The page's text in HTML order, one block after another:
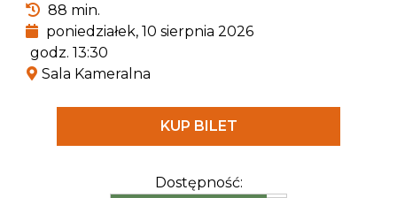
pradawnymi gadami.
88 min.
poniedziałek, 10 sierpnia 2026
godz. 13:30
Sala Kameralna
KUP BILET
Dostępność: